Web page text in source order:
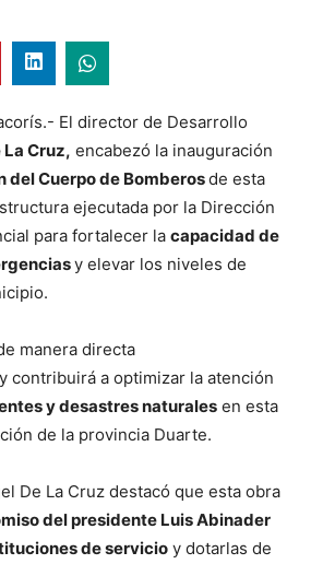
El director de Desarrollo
La Cruz, encabezó la inauguración
del Cuerpo de Bomberosde esta
ejecutada por la Dirección
para fortalecer la capacidad de
y elevar los niveles de
manera directa
y contribuirá a optimizar la atención
y desastres naturales en esta
de la provincia Duarte.
De La Cruz destacó que esta obra
del presidente Luis Abinader
de servicio y dotarlas de